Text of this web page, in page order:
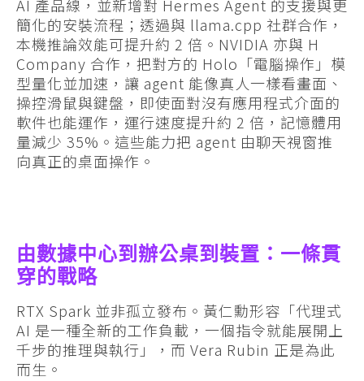
AI 產品線，並新增對 Hermes Agent 的支援與更
簡化的安裝流程；透過與 llama.cpp 社群合作，
本機推論效能可提升約 2 倍。NVIDIA 亦與 H
Company 合作，把對方的 Holo「電腦操作」模
型量化並加速，讓 agent 能像真人一樣看畫面、
操控滑鼠與鍵盤，即使面對沒有應用程式介面的
軟件也能運作，運行速度提升約 2 倍，記憶體用
量減少 35%。這些能力把 agent 由聊天視窗推
向真正的桌面操作。
由數據中心到辦公桌到裝置：一條貫
穿的戰略
RTX Spark 並非孤立發布。黃仁勳形容「代理式
AI 是一種全新的工作負載，一個指令就能展開上
千步的推理與執行」，而 Vera Rubin 正是為此
而生。